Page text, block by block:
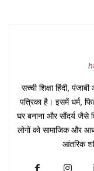
सच्ची शिक्षा हिंदी,
पत्रिका है। इसमें धर्म,
घर बनाना और सौंदर्य जैसे
लोगों को सामाजिक और
आंतरिक